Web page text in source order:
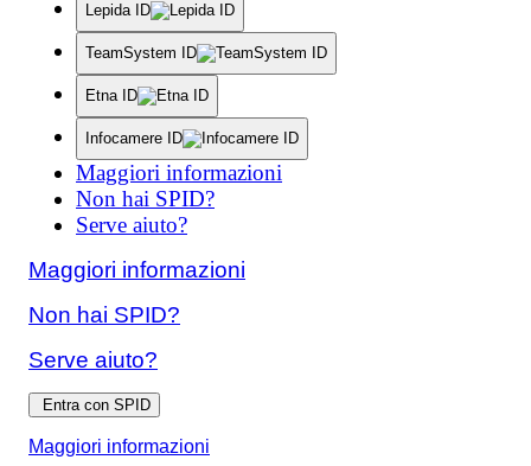
Lepida ID
TeamSystem ID
Etna ID
Infocamere ID
Maggiori informazioni
Non hai SPID?
Serve aiuto?
Maggiori informazioni
Non hai SPID?
Serve aiuto?
Entra con SPID
Maggiori informazioni